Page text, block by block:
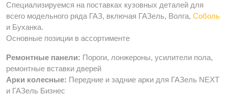
Специализируемся на поставках кузовных деталей для
всего модельного ряда ГАЗ, включая ГАЗель, Волга, Соболь
и Буханка.
Основные позиции в ассортименте
Ремонтные панели: Пороги, лонжероны, усилители пола,
ремонтные вставки дверей
Арки колесные: Передние и задние арки для ГАЗель NEXT
и ГАЗель Бизнес